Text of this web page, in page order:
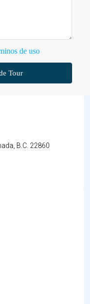
de uso
Tour
B.C. 22860